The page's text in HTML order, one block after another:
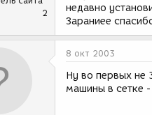
2
недавно
Зараниее
8 окт 2003
Ну во первых не
машины в сетке